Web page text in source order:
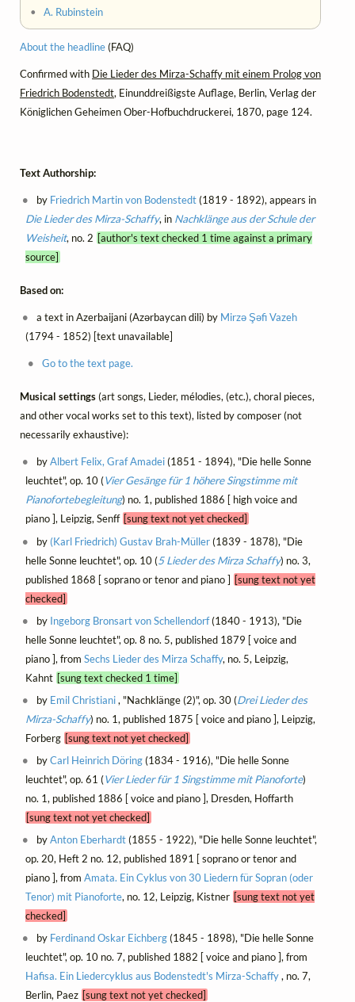
•A. Rubinstein
About the headline(FAQ)
Confirmed with Die Lieder des Mirza-Schaffy mit einem Prolog von
Friedrich Bodenstedt, Einunddreißigste Auflage, Berlin, Verlag der
Königlichen Geheimen Ober-Hofbuchdruckerei, 1870, page 124.
Text Authorship:
by Friedrich Martin von Bodenstedt(1819 - 1892), appears in
Die Lieder des Mirza-Schaffy, in Nachklänge aus der Schule der
Weisheit, no. 2 [author's text checked 1 time against a primary
source]
Based on:
a text in Azerbaijani (Azərbaycan dili) by Mirzə Şəfi Vazeh
(1794 - 1852) [text unavailable]
Go to the text page.
Musical settings(art songs, Lieder, mélodies, (etc.), choral pieces,
and other vocal works set to this text), listed by composer (not
necessarily exhaustive):
byAlbert Felix, Graf Amadei(1851 - 1894), "Die helle Sonne
leuchtet", op. 10 (Vier Gesänge für 1 höhere Singstimme mit
Pianofortebegleitung) no. 1, published 1886 [ high voice and
piano ], Leipzig, Senff [sung text not yet checked]
by (Karl Friedrich) Gustav Brah-Müller(1839 - 1878), "Die
helle Sonne leuchtet", op. 10 (5 Lieder des Mirza Schaffy) no. 3,
published 1868 [ soprano or tenor and piano ] [sung text not yet
checked]
by Ingeborg Bronsart von Schellendorf(1840 - 1913), "Die
helle Sonne leuchtet", op. 8 no. 5, published 1879 [ voice and
piano ], from Sechs Lieder des Mirza Schaffy, no. 5, Leipzig,
Kahnt [sung text checked 1 time]
by Emil Christiani, "Nachklänge (2)", op. 30 (Drei Lieder des
Mirza-Schaffy) no. 1, published 1875 [ voice and piano ], Leipzig,
Forberg [sung text not yet checked]
byCarl Heinrich Döring(1834 - 1916), "Die helle Sonne
leuchtet", op. 61 (Vier Lieder für 1 Singstimme mit Pianoforte)
no. 1, published 1886 [ voice and piano ], Dresden, Hoffarth
[sung text not yet checked]
byAnton Eberhardt(1855 - 1922), "Die helle Sonne leuchtet",
op. 20, Heft 2 no. 12, published 1891 [ soprano or tenor and
piano ], from Amata. Ein Cyklus von 30 Liedern für Sopran (oder
Tenor) mit Pianoforte, no. 12, Leipzig, Kistner [sung text not yet
checked]
by Ferdinand Oskar Eichberg(1845 - 1898), "Die helle Sonne
leuchtet", op. 10 no. 7, published 1882 [ voice and piano ], from
Hafisa. Ein Liedercyklus aus Bodenstedt's Mirza-Schaffy, no. 7,
Berlin, Paez [sung text not yet checked]